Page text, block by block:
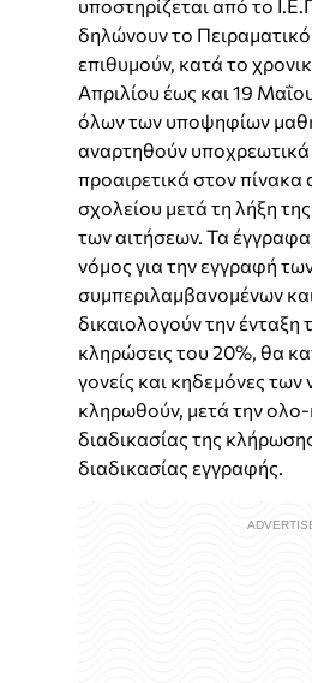
υποστηρίζεται από το
δηλώνουν το
επιθυμούν, κατά το
Απριλίου έως και 19
όλων των υποψηφίων
αναρτηθούν υποχρεωτικά
προαιρετικά στον
σχολείου μετά τη λήξη
των αιτήσεων. Τα
νόμος για την εγγραφή
συμπεριλαμβανομένων
δικαιολογούν την ένταξη
κληρώσεις του 20%, θα
γονείς και κηδεμόνες
κληρωθούν, μετά την
διαδικασίας της
διαδικασίας εγγραφής.